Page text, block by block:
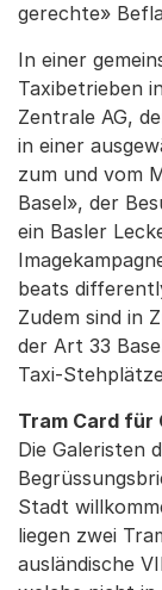
gerechte»
In einer
Taxibetrieben
Zentrale AG,
in einer
zum und vom
Basel», der
ein Basler
beats
Zudem sind in
der Art 33
Taxi-
Tram Card für
Die Galeristen
Stadt
liegen zwei
ausländische